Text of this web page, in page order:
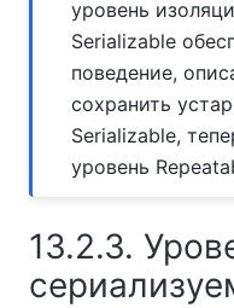
уровень
Serializable
поведение,
сохранить
Serializable,
уровень
13.2.3.